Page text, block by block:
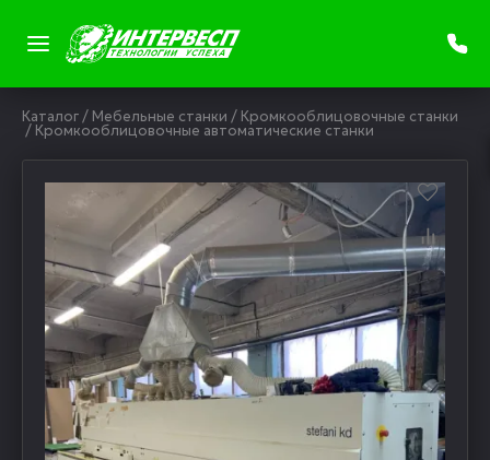
Каталог/ Мебельные станки / Кромкооблицовочные станки
/ Кромкооблицовочные автоматические станки